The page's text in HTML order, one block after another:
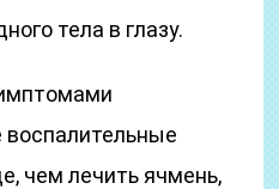
тела в глазу.
воспалительные
чем лечить ячмень,